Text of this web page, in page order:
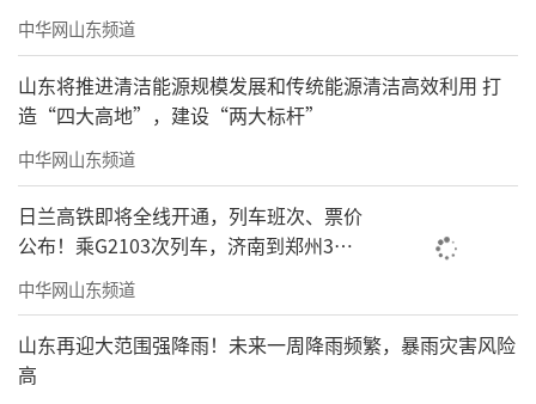
中华网山东频道
山东将推进清洁能源规模发展和传统能源清洁高效利用 打
造“四大高地”，建设“两大标杆”
中华网山东频道
日兰高铁即将全线开通，列车班次、票价
公布！乘G2103次列车，济南到郑州3小
时到达
中华网山东频道
山东再迎大范围强降雨！未来一周降雨频繁，暴雨灾害风险
高